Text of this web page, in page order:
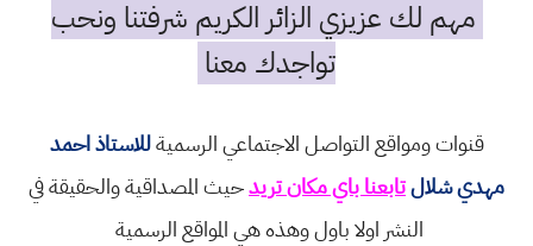
مهم لك عزيزي الزائر الكريم شرفتنا ونحب
تواجدك معنا
قنوات ومواقع التواصل الاجتماعي الرسميةللاستاذ احمد
مهدي شلالتابعنا باي مكان تريدحيث المصداقية والحقيقة في
النشر اولا باول وهذه هي المواقع الرسمية